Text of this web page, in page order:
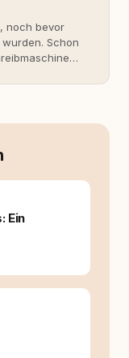
noch bevor
Schon
mehr hat
und
begleitet
bin ich
Beiträge
plane
Gastbeiträge
und betreue
Welche
Ein